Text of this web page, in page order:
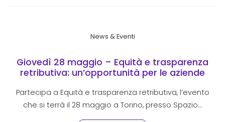
News & Eventi
Giovedì 28 maggio – Equità e trasparenza
retributiva: un’opportunità per le aziende
Partecipa a Equità e trasparenza retributiva, l’evento
che si terrà il 28 maggio a Torino, presso Spazio…